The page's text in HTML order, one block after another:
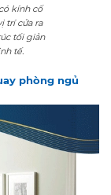
kính cố
trí cửa ra
tối giản
tế.
phòng ngủ